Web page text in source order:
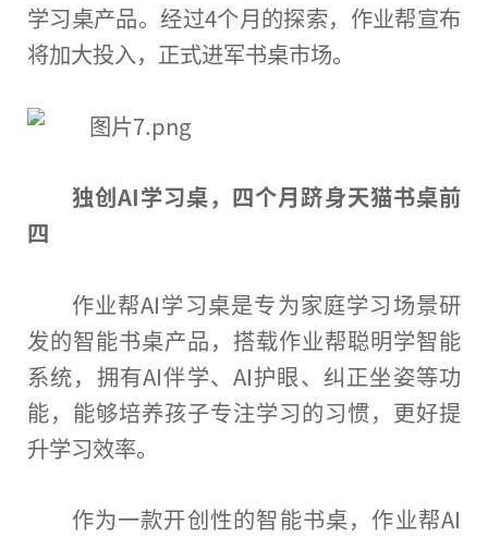
学习桌产品。经过4个月的探索，作业帮宣布
将加大投入，正式进军书桌市场。
独创AI学习桌，四个月跻身天猫书桌前
四
作业帮AI学习桌是专为家庭学习场景研
发的智能书桌产品，搭载作业帮聪明学智能
系统，拥有AI伴学、AI护眼、纠正坐姿等功
能，能够培养孩子专注学习的习惯，更好提
升学习效率。
作为一款开创性的智能书桌，作业帮AI